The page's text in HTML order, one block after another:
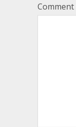
Comment